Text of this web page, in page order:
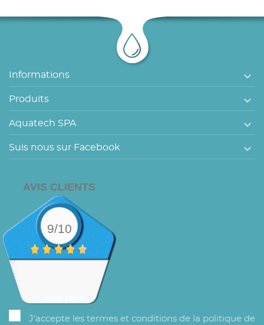
Informations 
Produits 
Aquatech SPA 
Suis nous sur Facebook 
AVIS CLIENTS
9/10
J'accepte les termes et conditions de la politique de